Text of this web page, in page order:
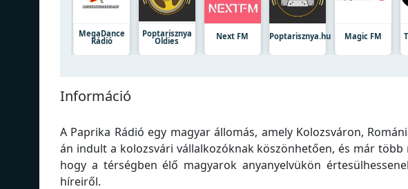
MegaDance
Rádió
Poptarisznya
Oldies Next FM Poptarisznya.hu Magic FM
Információ
A Paprika Rádió egy magyar állomás, amely Kolozsváron,
án indult a kolozsvári vállalkozóknak köszönhetően, és már több
hogy a térségben élő magyarok anyanyelvükön
híreiről.